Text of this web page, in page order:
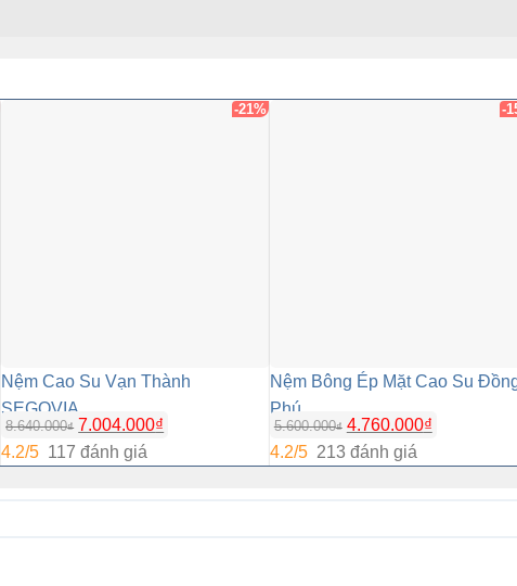
-21%
Nệm Cao Su Vạn Thành
SEGOVIA
8.640.000₫ 7.004.000₫
4.2/5 117 đánh giá
-
Nệm Bông Ép Mặt Cao Su
Phú
5.600.000₫ 4.760.000₫
4.2/5 213 đánh giá